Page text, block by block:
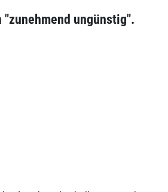
ungünstig".